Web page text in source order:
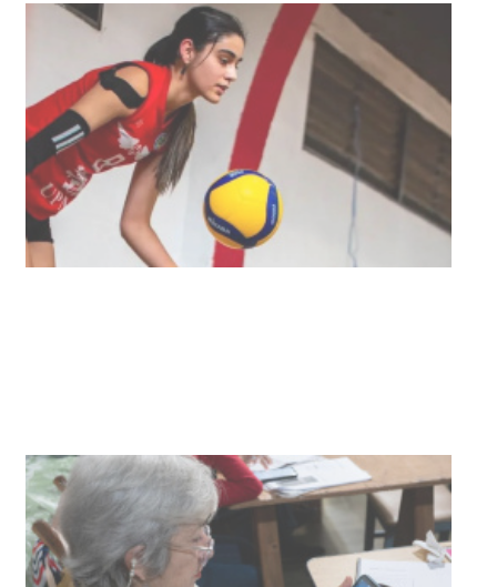
Actualización sobre la agenda de
vacunación contra el
meningococo
03-08-2026
UTE hizo llamado laboral para
personas en situación de
discapacidad
03-08-2026
NOTICIAS